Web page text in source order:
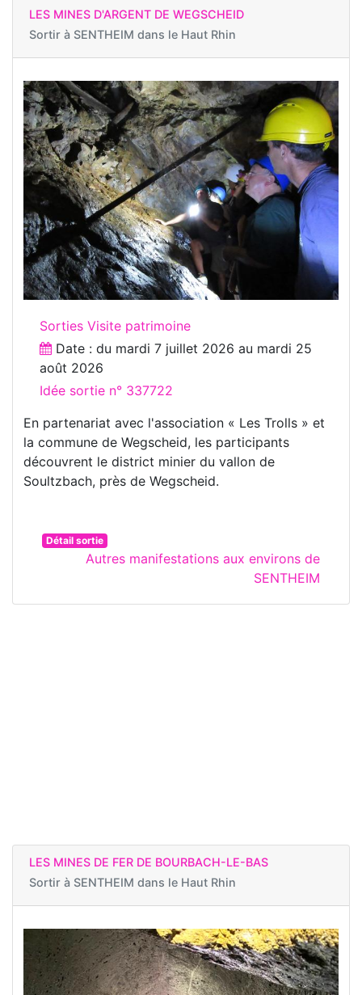
LES MINES D'ARGENT DE WEGSCHEID
Sortir à SENTHEIM dans le Haut Rhin
Sorties Visite patrimoine
Date : du mardi 7 juillet 2026 au mardi 25
août 2026
Idée sortie n° 337722
En partenariat avec l'association « Les Trolls » et
la commune de Wegscheid, les participants
découvrent le district minier du vallon de
Soultzbach, près de Wegscheid.
Détail sortie
Autres manifestations aux environs de
SENTHEIM
LES MINES DE FER DE BOURBACH-LE-BAS
Sortir à SENTHEIM dans le Haut Rhin